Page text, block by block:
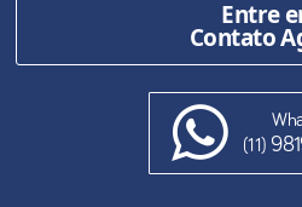
Entre
Contato
(11)